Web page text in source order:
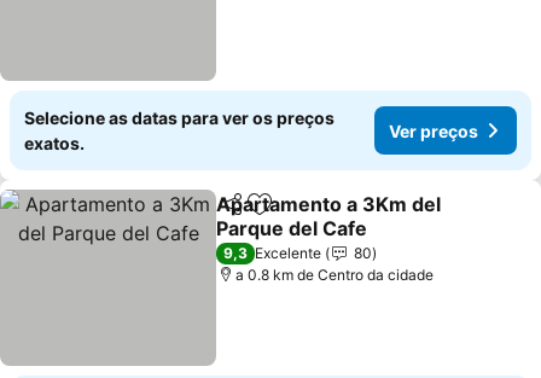
Selecione as datas para ver os preços
exatos.
Ver preços
PartilharAdicionar aos favoritos
Apartamento a 3Km del
Parque del Cafe
Ver preços
9,3 Excelente
80
a 0.8 km de Centro da cidade